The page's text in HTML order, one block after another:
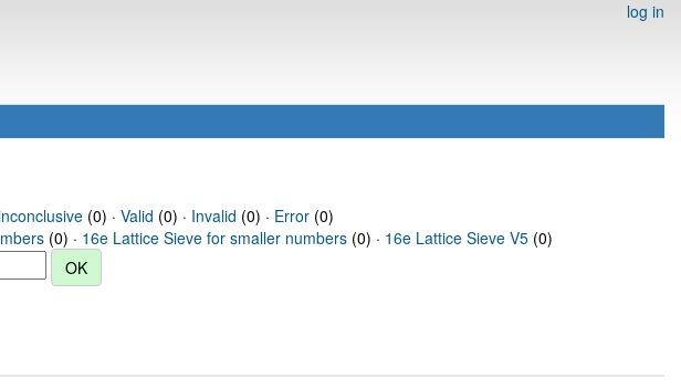
log in
(0) · Valid (0) · Invalid (0) · Error(0)
(0) · 16e Lattice Sieve for smaller numbers (0) · 16e Lattice Sieve V5 (0)